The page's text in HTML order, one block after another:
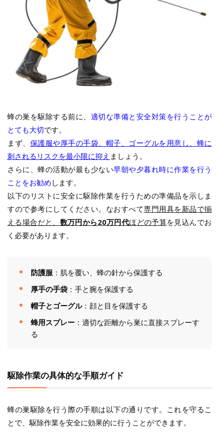
蜂の巣を駆除する前に、 適切な準備と安全対策を行うことが
とても大切です。
まず、 保護服や厚手の手袋、帽子、ゴーグルを用意し、蜂に
刺されるリスクを最小限に抑え ましょう。
さらに、蜂の活動が最も少ない早朝や夕暮れ時に作業を行う
ことをお勧め します。
以下のリストに安全に駆除作業を行うための準備品を示しま
すので参考にしてください。なおすべて専門用具を新品で揃
える場合だと、 数万円から20万円代ほどの予算を見込んでお
く必要があります。
防護服 ：肌を覆い、蜂の針から保護する
厚手の手袋：手と腕を保護する
帽子とゴーグル：顔と目を保護する
蜂用スプレー：適切な距離から巣に直接スプレーす
る
駆除作業の具体的な手順ガイド
蜂の巣駆除を行う際の手順は以下の通りです。これを守るこ
とで、駆除作業を安全に効果的に行うことができます。